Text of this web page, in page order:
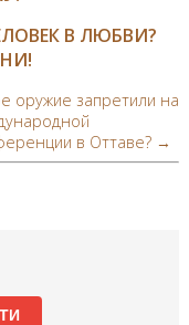
В ЛЮБВИ?
оружие запретили на
в Оттаве? →